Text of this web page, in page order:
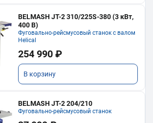
BELMASH JT-2 310/225S-380 (3 кВт,
400 В)
Фуговально-рейсмусовый станок с валом
Helical
254 990 ₽
В корзину
BELMASH JT-2 204/210
Фуговально-рейсмусовый станок